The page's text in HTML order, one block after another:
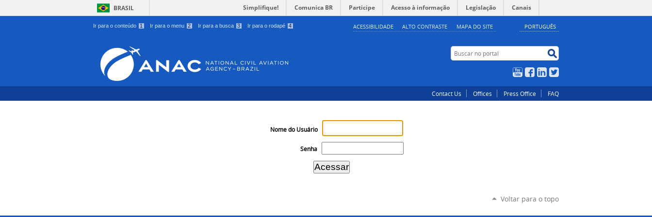
Ir para o conteúdo 1 Ir para o menu 2 Ir para a busca 3 Ir para o rodapé 4 PORTUGUÊS
ACESSIBILIDADE ALTO CONTRASTE MAPA DO SITE
BRASIL Simplifique! Comunica BR Participe Acesso à informação Legislação Canais
Buscar no portal
YouTubeFacebook
LinkedIn
Contact Us Offices Press Office FAQ
Nome do Usuário
Senha
Voltar para o topo